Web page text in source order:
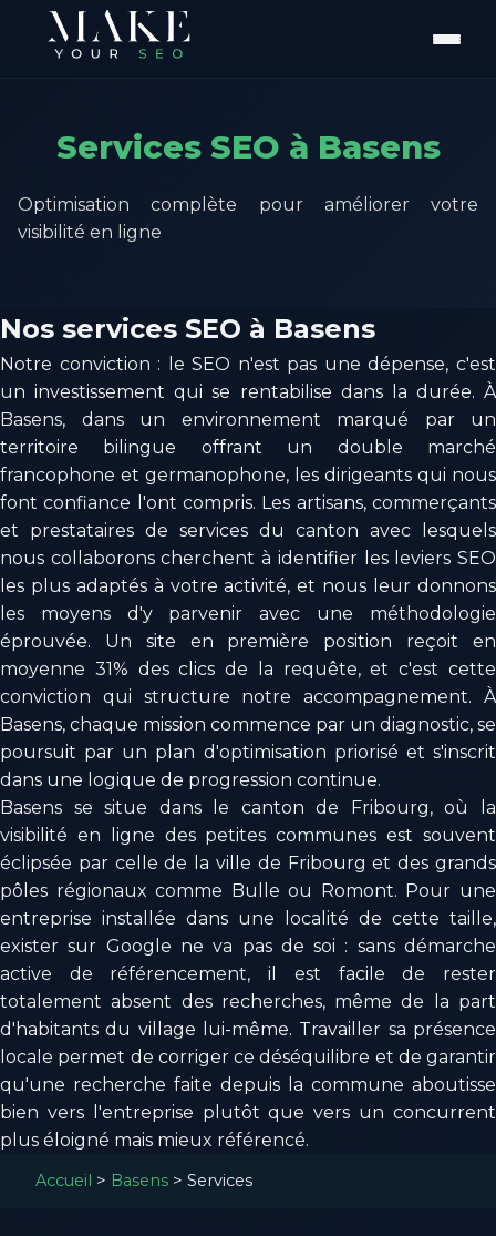
Services SEO à Basens
Optimisation complète pour améliorer votre
visibilité en ligne
Nos services SEO à Basens
Notre conviction : le SEO n'est pas une dépense, c'est
un investissement qui se rentabilise dans la durée. À
Basens, dans un environnement marqué par un
territoire bilingue offrant un double marché
francophone et germanophone, les dirigeants qui nous
font confiance l'ont compris. Les artisans, commerçants
et prestataires de services du canton avec lesquels
nous collaborons cherchent à identifier les leviers SEO
les plus adaptés à votre activité, et nous leur donnons
les moyens d'y parvenir avec une méthodologie
éprouvée. Un site en première position reçoit en
moyenne 31% des clics de la requête, et c'est cette
conviction qui structure notre accompagnement. À
Basens, chaque mission commence par un diagnostic, se
poursuit par un plan d'optimisation priorisé et s'inscrit
dans une logique de progression continue.
Basens se situe dans le canton de Fribourg, où la
visibilité en ligne des petites communes est souvent
éclipsée par celle de la ville de Fribourg et des grands
pôles régionaux comme Bulle ou Romont. Pour une
entreprise installée dans une localité de cette taille,
exister sur Google ne va pas de soi : sans démarche
active de référencement, il est facile de rester
totalement absent des recherches, même de la part
d'habitants du village lui-même. Travailler sa présence
locale permet de corriger ce déséquilibre et de garantir
qu'une recherche faite depuis la commune aboutisse
bien vers l'entreprise plutôt que vers un concurrent
plus éloigné mais mieux référencé.
Accueil > Basens > Services